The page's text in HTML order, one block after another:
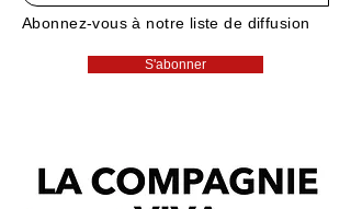
Abonnez-vous à notre liste de diffusion
S'abonner